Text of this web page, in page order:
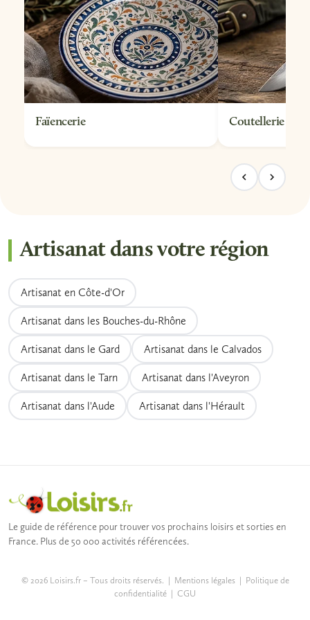
Faïencerie Coutellerie
Artisanat dans votre région
Artisanat en Côte-d'Or
Artisanat dans les Bouches-du-Rhône
Artisanat dans le Gard Artisanat dans le Calvados
Artisanat dans le Tarn Artisanat dans l'Aveyron
Artisanat dans l'Aude Artisanat dans l'Hérault
Le guide de référence pour trouver vos prochains loisirs et sorties en
France. Plus de 50 000 activités référencées.
© 2026 Loisirs.fr – Tous droits réservés. | Mentions légales| Politique de
confidentialité | CGU